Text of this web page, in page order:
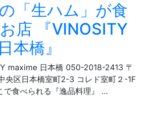
「生ハム」が食
店 『VINOSITY
本橋』
maxime 日本橋 050-2018-2413 〒
央区日本橋室町2-3 コレド室町２-1F
で食べられる『逸品料理』 …